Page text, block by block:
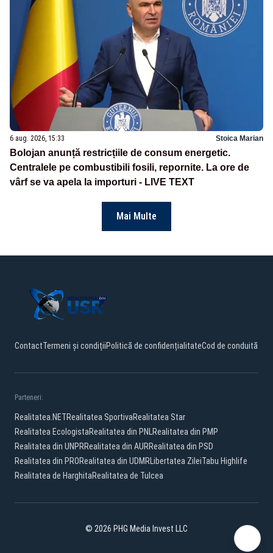
6 aug. 2026, 15:33 Stoica Marian
Bolojan anunță restricțiile de consum energetic.
Centralele pe combustibili fosili, repornite. La ore de
vârf se va apela la importuri - LIVE TEXT
Mai Multe
ContactTermeni și condițiiPolitică de confidențialitateCod de conduită
Parteneri:
Realitatea.NETRealitatea SportivaRealitatea Star
Realitatea EcologistaRealitatea din PNLRealitatea din PMP
Realitatea din UNPRRealitatea din AURRealitatea din PSD
Realitatea din PRORealitatea din UDMRLibertatea ZileiTabu Highlife
Realitatea de HarghitaRealitatea de Tulcea
© 2026 PHG Media Invest LLC